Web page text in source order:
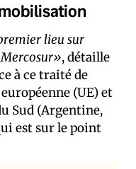
lieu sur
, détaille
à ce traité de
(UE) et
Sud (Argentine,
est sur le point